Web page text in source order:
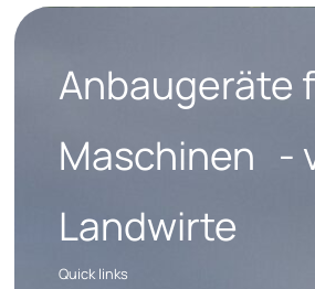
Anbaugeräte
Maschinen -
Landwirte
Quick links